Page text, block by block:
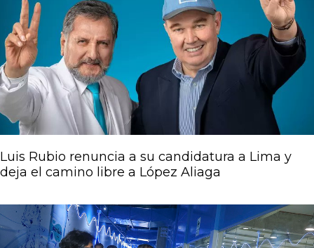
Luis Rubio renuncia a su candidatura a Lima y
deja el camino libre a López Aliaga